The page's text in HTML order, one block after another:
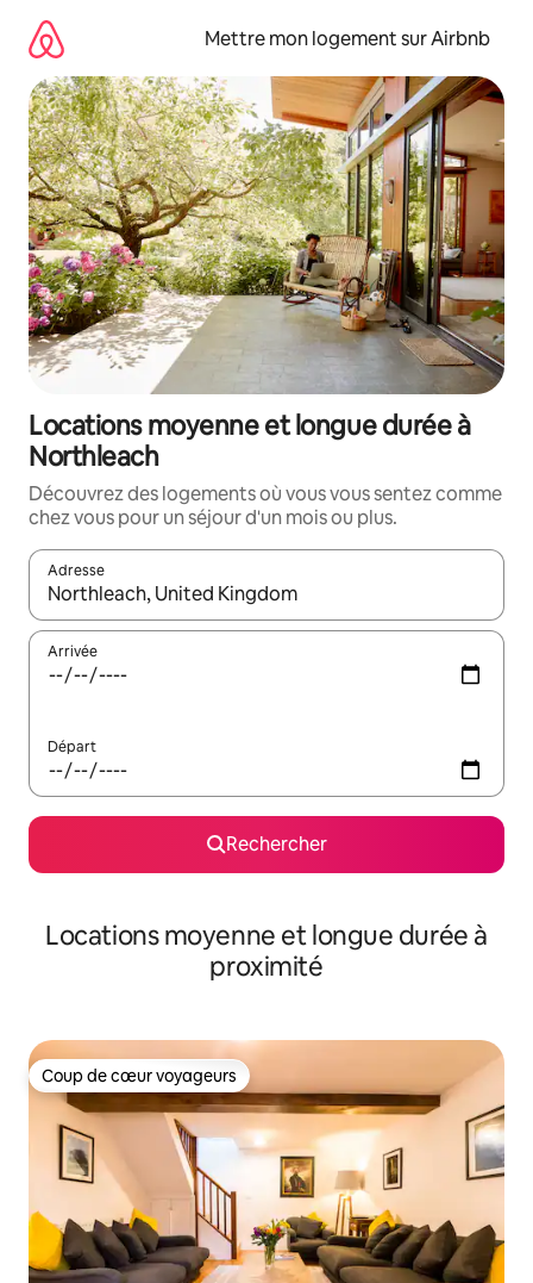
directement
contenu
Mettre mon logement sur Airbnb
Locations moyenne et longue durée à
Northleach
Découvrez des logements où vous vous sentez comme
chez vous pour un séjour d'un mois ou plus.
Adresse
Lorsque les résultats s'affichent, utilisez les flèches vers le
Arrivée
Départ
Rechercher
Locations moyenne et longue durée à
proximité
Coup de cœur voyageurs
Coup de cœur voyageurs